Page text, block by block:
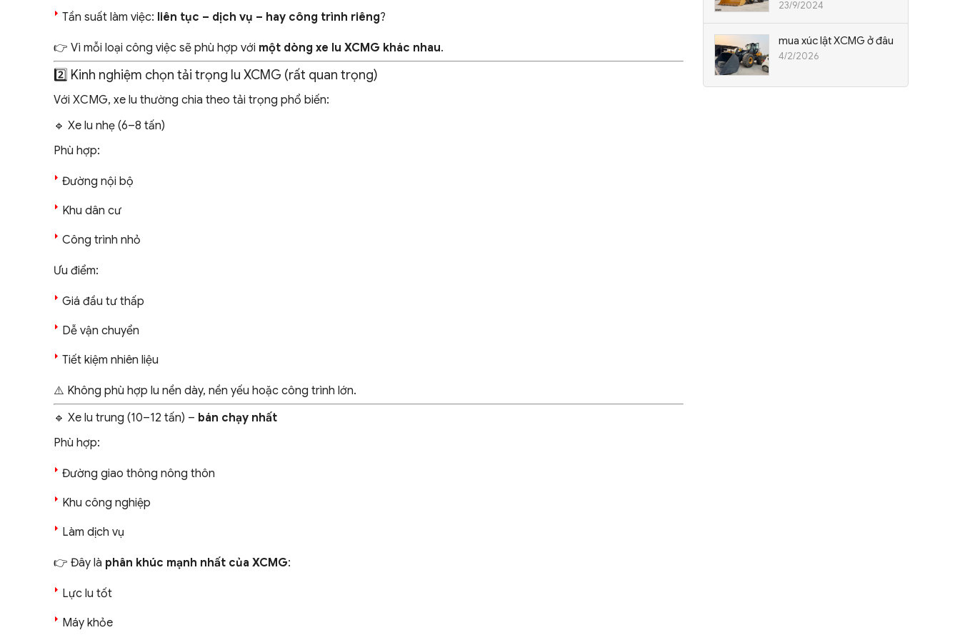
Tần suất làm việc: liên tục – dịch vụ – hay công trình riêng?
👉 Vì mỗi loại công việc sẽ phù hợp với một dòng xe lu XCMG khác nhau.
2️⃣ Kinh nghiệm chọn tải trọng lu XCMG (rất quan trọng)
Với XCMG, xe lu thường chia theo tải trọng phổ biến:
🔹 Xe lu nhẹ (6–8 tấn)
Phù hợp:
Đường nội bộ
Khu dân cư
Công trình nhỏ
Ưu điểm:
Giá đầu tư thấp
Dễ vận chuyển
Tiết kiệm nhiên liệu
⚠️ Không phù hợp lu nền dày, nền yếu hoặc công trình lớn.
🔹 Xe lu trung (10–12 tấn) – bán chạy nhất
Phù hợp:
Đường giao thông nông thôn
Khu công nghiệp
Làm dịch vụ
👉 Đây là phân khúc mạnh nhất của XCMG:
Lực lu tốt
Máy khỏe
23/9/2024
mua xúc lật XCMG ở đâu
4/2/2026